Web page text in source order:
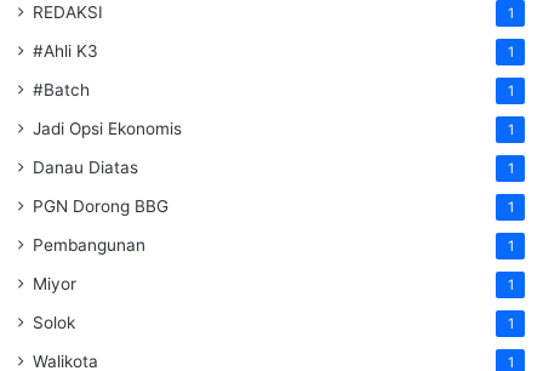
REDAKSI 1
#Ahli K3 1
#Batch 1
Jadi Opsi Ekonomis 1
Danau Diatas 1
PGN Dorong BBG 1
Pembangunan 1
Miyor 1
Solok 1
Walikota 1